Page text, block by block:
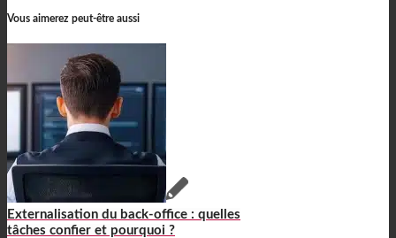
Vous aimerez peut-être aussi
Externalisation du back-office : quelles
tâches confier et pourquoi ?